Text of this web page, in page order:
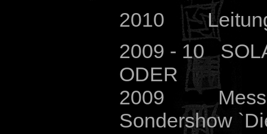
2010 Leitung
2009 - 10
ODER
2009 Messe
Sondershow